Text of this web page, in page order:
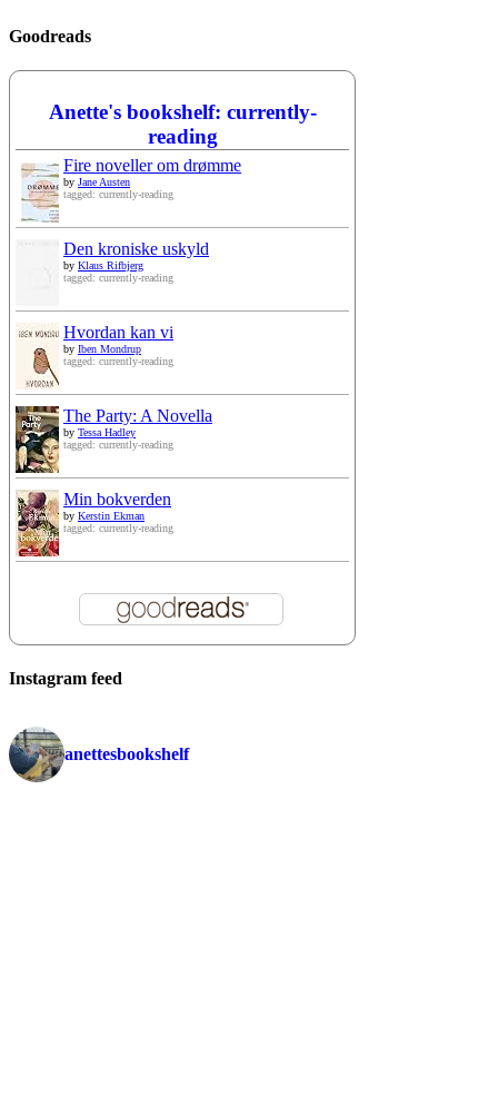
Goodreads
Anette's bookshelf: currently-
reading
Fire noveller om drømme
by Jane Austen
tagged: currently-reading
Den kroniske uskyld
by Klaus Rifbjerg
tagged: currently-reading
Hvordan kan vi
by Iben Mondrup
tagged: currently-reading
The Party: A Novella
by Tessa Hadley
tagged: currently-reading
Min bokverden
by Kerstin Ekman
tagged: currently-reading
Instagram feed
anettesbookshelf